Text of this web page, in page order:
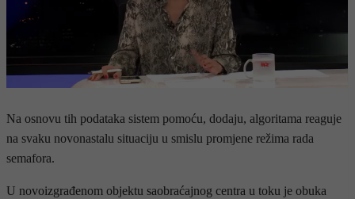
Na osnovu tih podataka sistem pomoću, dodaju, algoritama reaguje
na svaku novonastalu situaciju u smislu promjene režima rada
semafora.
U novoizgrađenom objektu saobraćajnog centra u toku je obuka